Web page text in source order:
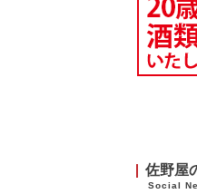
佐野屋
Social